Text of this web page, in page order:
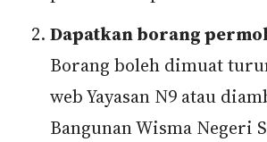
Dapatkan borang
Borang boleh dimuat
web Yayasan N9 atau
Bangunan Wisma Negeri